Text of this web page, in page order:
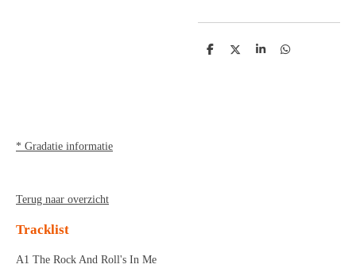
D
D
S
D
* Gradatie informatie
Terug naar overzicht
Tracklist
A1 The Rock And Roll's In Me